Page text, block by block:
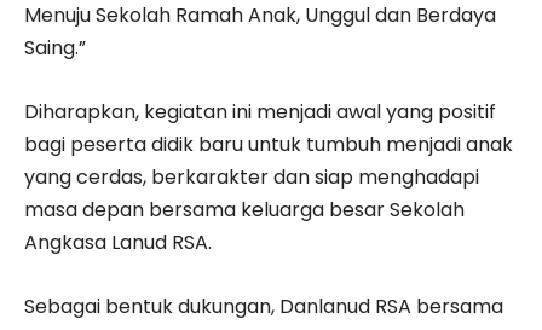
Menuju Sekolah Ramah Anak, Unggul dan Berdaya
Saing.”
Diharapkan, kegiatan ini menjadi awal yang positif
bagi peserta didik baru untuk tumbuh menjadi anak
yang cerdas, berkarakter dan siap menghadapi
masa depan bersama keluarga besar Sekolah
Angkasa Lanud RSA.
Sebagai bentuk dukungan, Danlanud RSA bersama